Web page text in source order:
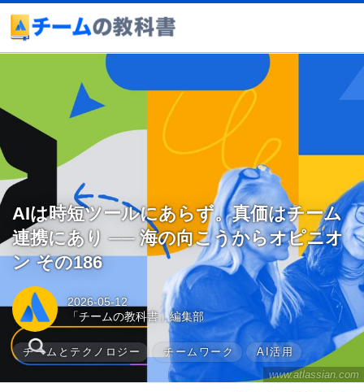
www.atlassian.com
AIは時短ツールにあらず。真価はチーム
連携にあり ── 海の向こうからオピニオ
ン その186
2026-05-12
「チームの教科書」編集部
チームとテクノロジー チームワーク AI活用